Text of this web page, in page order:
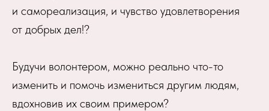
и самореализация, и чувство удовлетворения
от добрых дел!?
Будучи волонтером, можно реально что-то
изменить и помочь измениться другим людям,
вдохновив их своим примером?